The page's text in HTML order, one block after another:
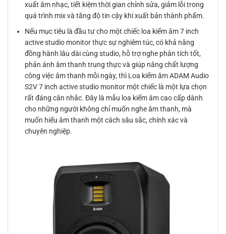
xuất âm nhạc, tiết kiệm thời gian chỉnh sửa, giảm lỗi trong
quá trình mix và tăng độ tin cậy khi xuất bản thành phẩm.
Nếu mục tiêu là đầu tư cho một chiếc loa kiểm âm 7 inch
active studio monitor thực sự nghiêm túc, có khả năng
đồng hành lâu dài cùng studio, hỗ trợ nghe phân tích tốt,
phản ánh âm thanh trung thực và giúp nâng chất lượng
công việc âm thanh mỗi ngày, thì Loa kiểm âm ADAM Audio
S2V 7 inch active studio monitor một chiếc là một lựa chọn
rất đáng cân nhắc. Đây là mẫu loa kiểm âm cao cấp dành
cho những người không chỉ muốn nghe âm thanh, mà
muốn hiểu âm thanh một cách sâu sắc, chính xác và
chuyên nghiệp.